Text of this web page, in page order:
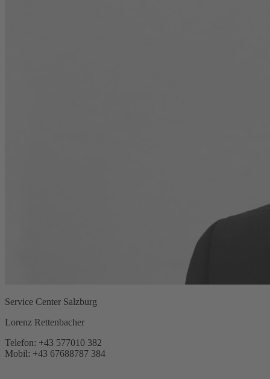
Service Center Salzburg
Lorenz Rettenbacher
Telefon: +43 577010 382
Mobil: +43 67688787 384